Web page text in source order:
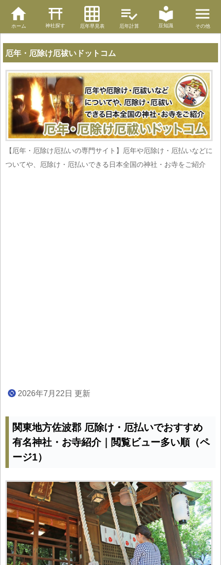
ホーム 神社探す 厄年早見表 厄年計算 豆知識 その他
厄年・厄除け厄祓いドットコム
【厄年・厄除け厄払いの専門サイト】厄年や厄除け・厄払いなどに
ついてや、厄除け・厄払いできる日本全国の神社・お寺をご紹介
2026年7月22日 更新
関東地方佐波郡 厄除け・厄払いでおすすめ
有名神社・お寺紹介｜閲覧ビュー多い順（ペ
ージ1）